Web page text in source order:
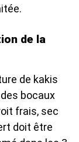
de la
de kakis
bocaux
frais, sec
doit être